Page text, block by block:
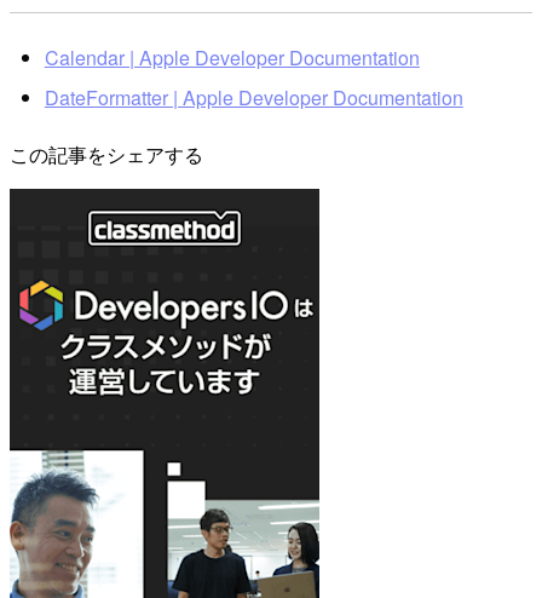
Calendar | Apple Developer Documentation
DateFormatter | Apple Developer Documentation
この記事をシェアする